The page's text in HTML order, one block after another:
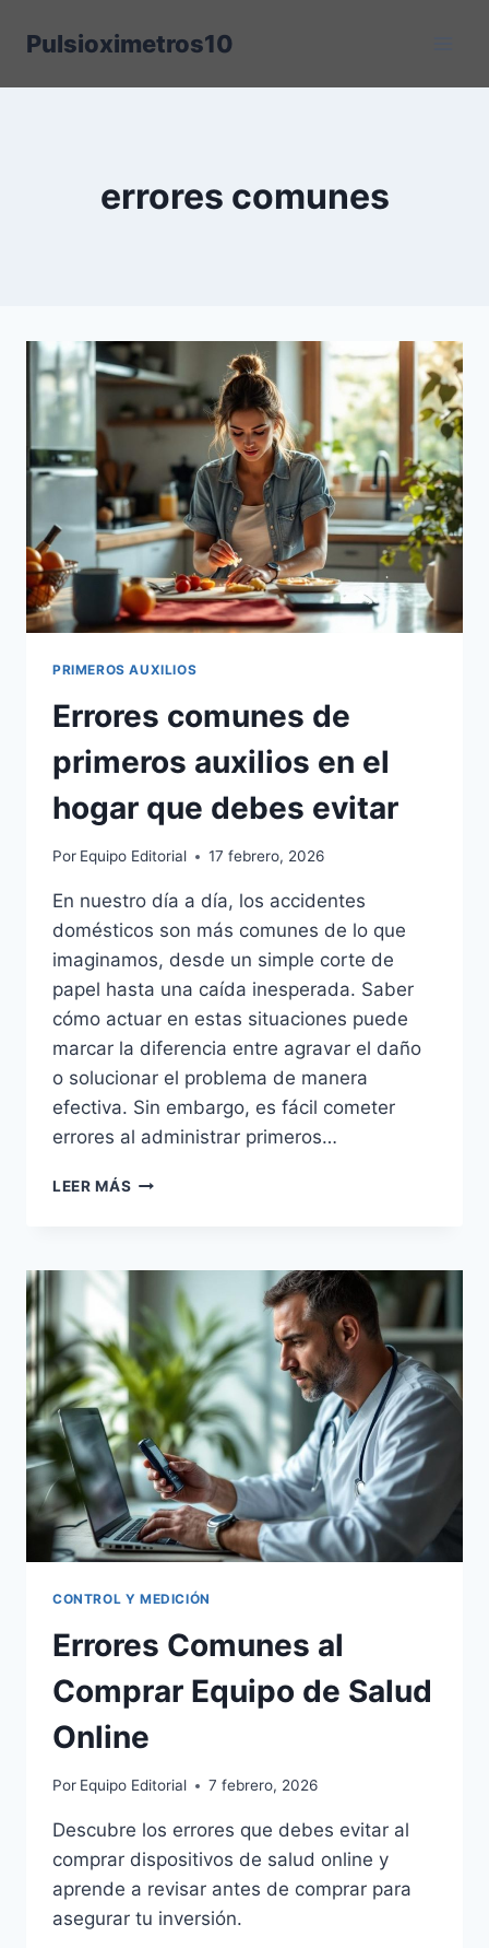
Pulsioximetros10
errores comunes
PRIMEROS AUXILIOS
Errores comunes de
primeros auxilios en el
hogar que debes evitar
Por Equipo Editorial 17 febrero, 2026
En nuestro día a día, los accidentes
domésticos son más comunes de lo que
imaginamos, desde un simple corte de
papel hasta una caída inesperada. Saber
cómo actuar en estas situaciones puede
marcar la diferencia entre agravar el daño
o solucionar el problema de manera
efectiva. Sin embargo, es fácil cometer
errores al administrar primeros…
LEER MÁS ERRORES
AUXILIOS
EL
HOGAR
QUE
DEBES
EVITAR
CONTROL Y MEDICIÓN
Errores Comunes al
Comprar Equipo de Salud
Online
Por Equipo Editorial 7 febrero, 2026
Descubre los errores que debes evitar al
comprar dispositivos de salud online y
aprende a revisar antes de comprar para
asegurar tu inversión.